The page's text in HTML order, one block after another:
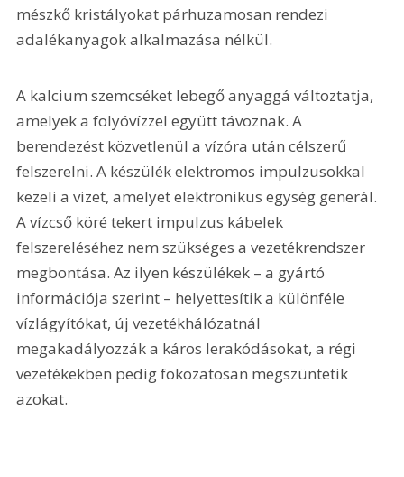
mészkő kristályokat párhuzamosan rendezi
adalékanyagok alkalmazása nélkül.
A kalcium szemcséket lebegő anyaggá változtatja,
amelyek a folyóvízzel együtt távoznak. A
berendezést közvetlenül a vízóra után célszerű
felszerelni. A készülék elektromos impulzusokkal
kezeli a vizet, amelyet elektronikus egység generál.
A vízcső köré tekert impulzus kábelek
felszereléséhez nem szükséges a vezetékrendszer
megbontása. Az ilyen készülékek – a gyártó
információja szerint – helyettesítik a különféle
vízlágyítókat, új vezetékhálózatnál
megakadályozzák a káros lerakódásokat, a régi
vezetékekben pedig fokozatosan megszüntetik
azokat.